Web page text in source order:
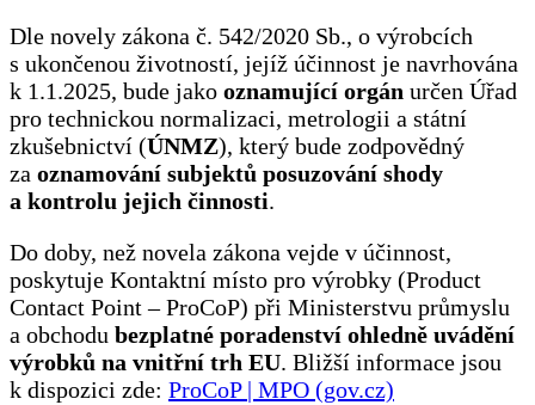
Dle novely zákona č. 542/2020 Sb., o výrobcích
s ukončenou životností, jejíž účinnost je navrhována
k 1.1.2025, bude jako oznamující orgán určen Úřad
pro technickou normalizaci, metrologii a státní
zkušebnictví (ÚNMZ), který bude zodpovědný
za oznamování subjektů posuzování shody
a kontrolu jejich činnosti.
Do doby, než novela zákona vejde v účinnost,
poskytuje Kontaktní místo pro výrobky (Product
Contact Point – ProCoP) při Ministerstvu průmyslu
a obchodu bezplatné poradenství ohledně uvádění
výrobků na vnitřní trh EU. Bližší informace jsou
k dispozici zde: ProCoP | MPO (gov.cz)